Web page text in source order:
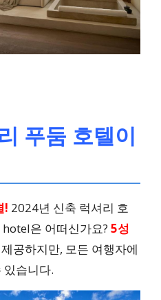
푸둠 호텔이
! 2024년 신축 럭셔리 호
은 어떠신가요? 5성
제공하지만, 모든 여행자에
있습니다.